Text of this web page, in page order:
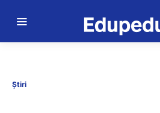
Știri